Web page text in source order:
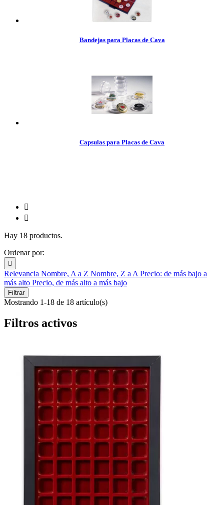
Bandejas para Placas de Cava
Capsulas para Placas de Cava


Hay 18 productos.
Ordenar por:

Relevancia Nombre, A a Z Nombre, Z a A Precio: de más bajo a
más alto Precio, de más alto a más bajo
Filtrar
Mostrando 1-18 de 18 artículo(s)
Filtros activos